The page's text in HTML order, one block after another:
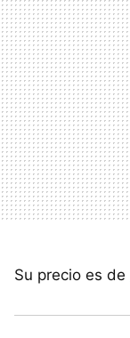
Su precio es de